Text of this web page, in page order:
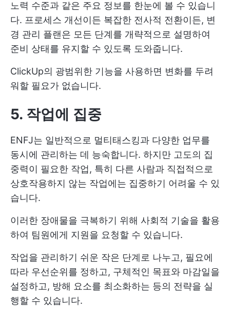
노력 수준과 같은 주요 정보를 한눈에 볼 수 있습니
다. 프로세스 개선이든 복잡한 전사적 전환이든, 변
경 관리 플랜은 모든 단계를 개략적으로 설명하여
준비 상태를 유지할 수 있도록 도와줍니다.
ClickUp의 광범위한 기능을 사용하면 변화를 두려
워할 필요가 없습니다.
5. 작업에 집중
ENFJ는 일반적으로 멀티태스킹과 다양한 업무를
동시에 관리하는 데 능숙합니다. 하지만 고도의 집
중력이 필요한 작업, 특히 다른 사람과 직접적으로
상호작용하지 않는 작업에는 집중하기 어려울 수 있
습니다.
이러한 장애물을 극복하기 위해 사회적 기술을 활용
하여 팀원에게 지원을 요청할 수 있습니다.
작업을 관리하기 쉬운 작은 단계로 나누고, 필요에
따라 우선순위를 정하고, 구체적인 목표와 마감일을
설정하고, 방해 요소를 최소화하는 등의 전략을 실
행할 수 있습니다.